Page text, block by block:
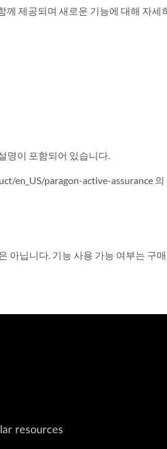
께 제공되며 새로운 기능에 대해 자세
명이 포함되어 있습니다.
paragon-active-assurance
아닙니다. 기능 사용 가능 여부는 구
resources